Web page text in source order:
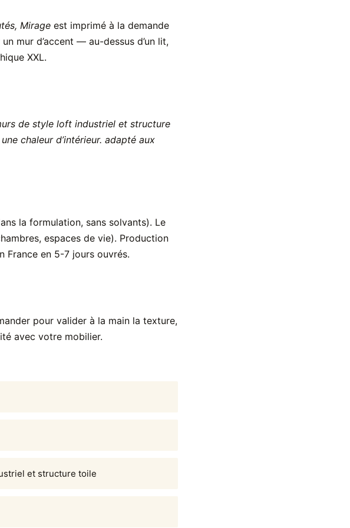
Mirage est imprimé à la demande
mur d’accent — au-dessus d’un lit,
XXL.
de style loft industriel et structure
chaleur d’intérieur. adapté aux
la formulation, sans solvants). Le
espaces de vie). Production
France en 5-7 jours ouvrés.
pour valider à la main la texture,
avec votre mobilier.
et structure toile